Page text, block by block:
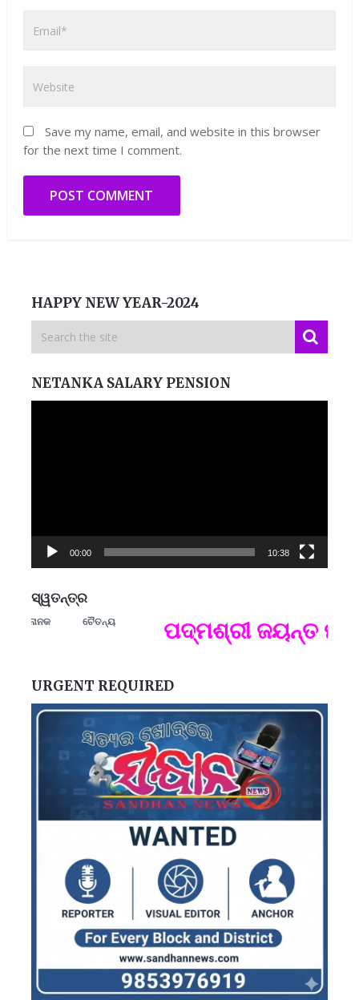
Save my name, email, and website in this browser
for the next time I comment.
HAPPY NEW YEAR-2024
NETANKA SALARY PENSION
00:00 10:38
ସ୍ୱତନ୍ତ୍ର
ଚୈତନ୍ୟ ପଦ୍ମଶ୍ରୀ ଜୟନ୍ତ
URGENT REQUIRED